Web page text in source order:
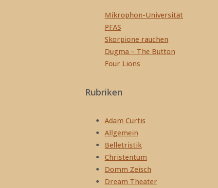
Beiträge
Mikrophon-Universität
PFAS
Skorpione rauchen
Dugma – The Button
Four Lions
Rubriken
Adam Curtis
Allgemein
Belletristik
Christentum
Domm Zeisch
Dream Theater